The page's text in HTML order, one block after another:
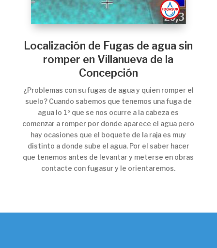
Localización de Fugas de agua sin
romper en Villanueva de la
Concepción
¿Problemas con su fugas de agua y quien romper el
suelo? Cuando sabemos que tenemos una fuga de
agua lo 1º que se nos ocurre a la cabeza es
comenzar a romper por donde aparece el agua pero
hay ocasiones que el boquete de la raja es muy
distinto a donde sube el agua. Por el saber hacer
que tenemos antes de levantar y meterse en obras
contacte con fugasur y le orientaremos.